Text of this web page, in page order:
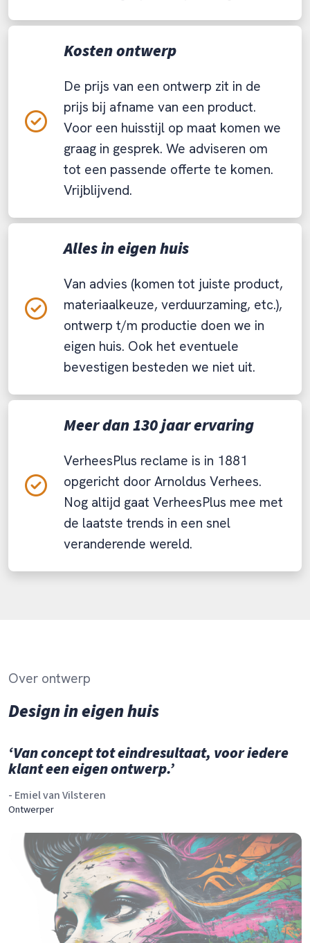
Kosten ontwerp
De prijs van een ontwerp zit in de
prijs bij afname van een product.
Voor een huisstijl op maat komen we
graag in gesprek. We adviseren om
tot een passende offerte te komen.
Vrijblijvend.
Alles in eigen huis
Van advies (komen tot juiste product,
materiaalkeuze, verduurzaming, etc.),
ontwerp t/m productie doen we in
eigen huis. Ook het eventuele
bevestigen besteden we niet uit.
Meer dan 130 jaar ervaring
VerheesPlus reclame is in 1881
opgericht door Arnoldus Verhees.
Nog altijd gaat VerheesPlus mee met
de laatste trends in een snel
veranderende wereld.
Over ontwerp
Design in eigen huis
‘Van concept tot eindresultaat, voor iedere
klant een eigen ontwerp.’
- Emiel van Vilsteren
Ontwerper